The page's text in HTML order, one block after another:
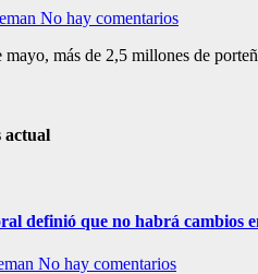
No hay comentarios
más de 2,5 millones de
actual
definió que no habrá cambios
No hay comentarios